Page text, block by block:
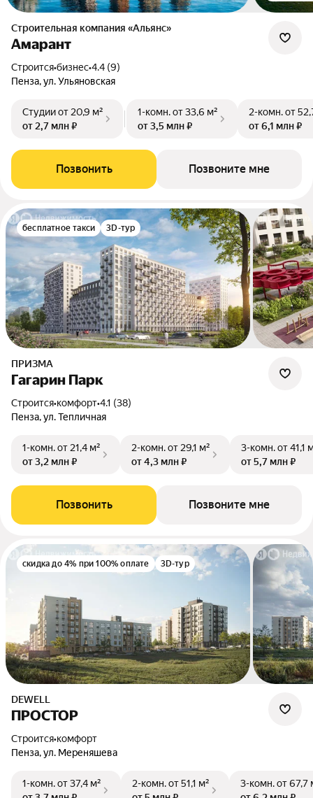
Строительная компания «Альянс»
Амарант
Строится•бизнес•4.4 (9)
Пенза, ул. Ульяновская
Студииот 20,9 м²
от 2,7 млн ₽
1-комн.от 33,6 м²
от 3,5 млн ₽
2-комн.от
от 6,1 млн ₽
Позвонить Позвоните мне
бесплатное такси 3D-тур
ПРИЗМА
Гагарин Парк
Строится•комфорт•4.1 (38)
Пенза, ул. Тепличная
1-комн.от 21,4 м²
от 3,2 млн ₽
2-комн.от 29,1 м²
от 4,3 млн ₽
3-комн.от 41,1
от 5,7 млн ₽
Позвонить Позвоните мне
скидка до 4% при 100% оплате 3D-тур
DEWELL
ПРОСТОР
Строится•комфорт
Пенза, ул. Мереняшева
1-комн.от 37,4 м²
2-комн.от 51,1 м²
3-комн.от 67,7